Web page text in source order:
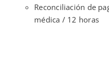
Reconciliación de
médica / 12 horas